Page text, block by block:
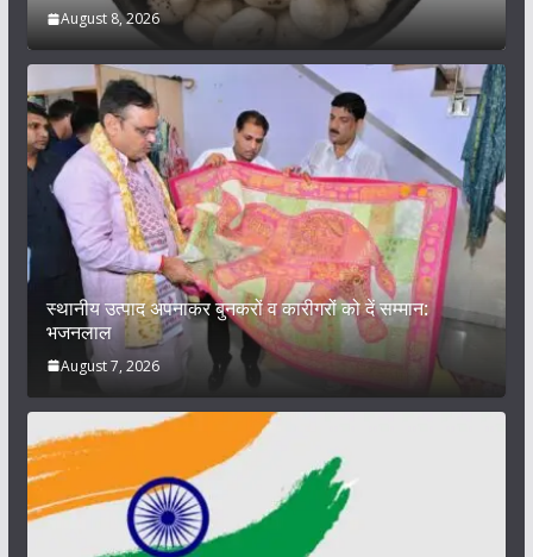
August 8, 2026
स्थानीय उत्पाद अपनाकर बुनकरों व कारीगरों को दें सम्मान:
भजनलाल
August 7, 2026